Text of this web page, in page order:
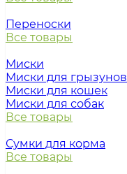
Переноски
Все товары
Миски
Миски для грызунов
Миски для кошек
Миски для собак
Все товары
Сумки для корма
Все товары